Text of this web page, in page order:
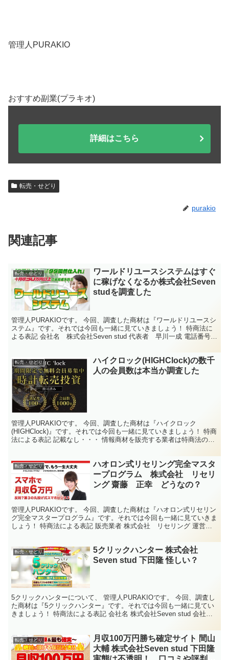
管理人PURAKIO
おすすめ副業(プラキオ)
詳細はこちら
転売・せどり
purakio
関連記事
転売・せどり
ワールドリユースシステムはすぐ
に稼げなくなるか株式会社Seven
studを調査した
管理人PURAKIOです。 今回、調査した商材は『ワールドリユースシ
ステム』です。それでは今回も一緒に見ていきましょう！ 特商法に
よる表記 会社名 株式会社Seven stud 代表者 早川一成 電話番号
転売・せどり
ハイクロック(HIGHClock)の数千
人の会員数は本当か調査した
管理人PURAKIOです。 今回、調査した商材は『ハイクロック
(HIGHClock)』です。それでは今回も一緒に見ていきましょう！ 特商
法による表記 記載なし・・・ 情報商材を販売する業者は特商法の記
転売・せどり
ハオロン式リセリング完全マスタ
ープログラム 株式会社 リセリ
ング 齋藤 正幸 どうなの？
管理人PURAKIOです。 今回、調査した商材は『ハオロン式リセリン
グ完全マスタープログラム』です。それでは今回も一緒に見ていきま
しょう！ 特商法による表記 販売業者 株式会社 リセリング 運営責
転売・せどり
5クリックハンター 株式会社
Seven stud 下田隆 怪しい？
5クリックハンターについて、 管理人PURAKIOです。 今回、調査し
た商材は『5クリックハンター』です。それでは今回も一緒に見てい
きましょう！ 特商法による表記 会社名 株式会社Seven stud 会社代
転売・せどり
月収100万円勝ち確定サイト 間山
大輔 株式会社Seven stud 下田隆